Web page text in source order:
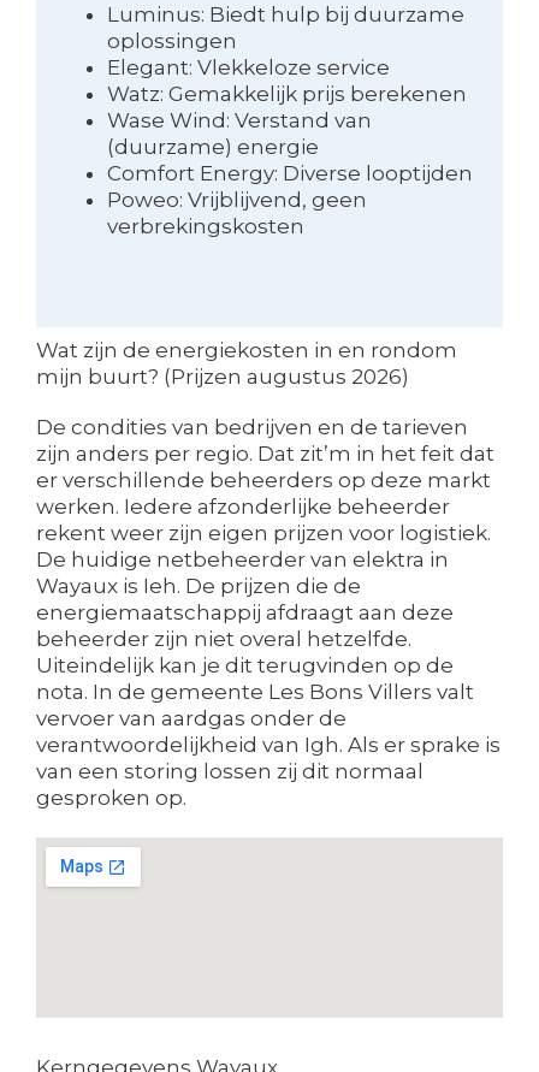
Luminus: Biedt hulp bij duurzame
oplossingen
Elegant: Vlekkeloze service
Watz: Gemakkelijk prijs berekenen
Wase Wind: Verstand van
(duurzame) energie
Comfort Energy: Diverse looptijden
Poweo: Vrijblijvend, geen
verbrekingskosten
Wat zijn de energiekosten in en rondom
mijn buurt? (Prijzen augustus 2026)
De condities van bedrijven en de tarieven
zijn anders per regio. Dat zit’m in het feit dat
er verschillende beheerders op deze markt
werken. Iedere afzonderlijke beheerder
rekent weer zijn eigen prijzen voor logistiek.
De huidige netbeheerder van elektra in
Wayaux is Ieh. De prijzen die de
energiemaatschappij afdraagt aan deze
beheerder zijn niet overal hetzelfde.
Uiteindelijk kan je dit terugvinden op de
nota. In de gemeente Les Bons Villers valt
vervoer van aardgas onder de
verantwoordelijkheid van Igh. Als er sprake is
van een storing lossen zij dit normaal
gesproken op.
Kerngegevens Wayaux